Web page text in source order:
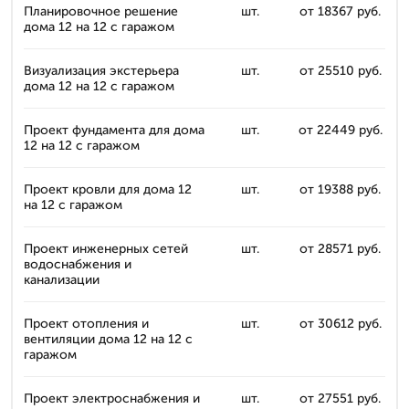
Планировочное решение
дома 12 на 12 с гаражом
шт. от 18367 руб.
Визуализация экстерьера
дома 12 на 12 с гаражом
шт. от 25510 руб.
Проект фундамента для дома
12 на 12 с гаражом
шт. от 22449 руб.
Проект кровли для дома 12
на 12 с гаражом
шт. от 19388 руб.
Проект инженерных сетей
водоснабжения и
канализации
шт. от 28571 руб.
Проект отопления и
вентиляции дома 12 на 12 с
гаражом
шт. от 30612 руб.
Проект электроснабжения и
шт. от 27551 руб.